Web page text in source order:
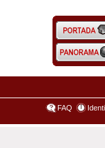
FAQ